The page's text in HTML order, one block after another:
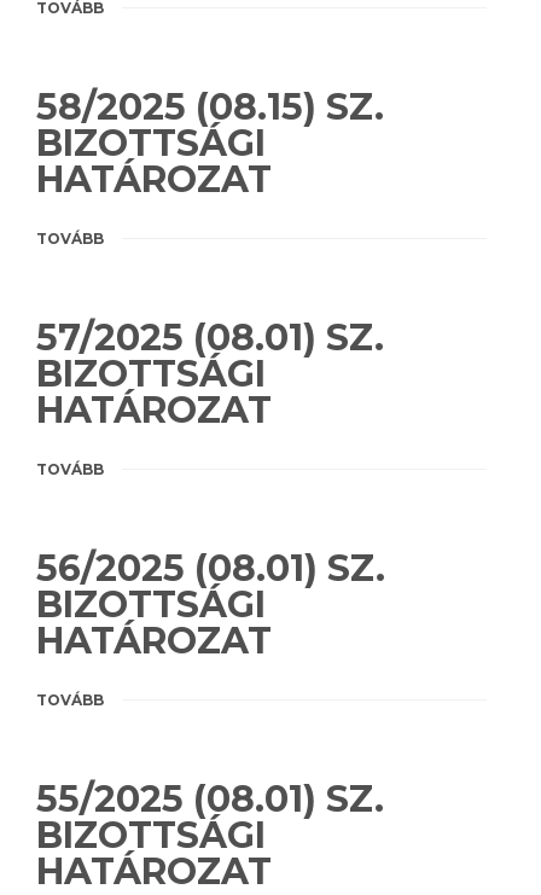
TOVÁBB
58/2025 (08.15) SZ.
BIZOTTSÁGI
HATÁROZAT
TOVÁBB
57/2025 (08.01) SZ.
BIZOTTSÁGI
HATÁROZAT
TOVÁBB
56/2025 (08.01) SZ.
BIZOTTSÁGI
HATÁROZAT
TOVÁBB
55/2025 (08.01) SZ.
BIZOTTSÁGI
HATÁROZAT